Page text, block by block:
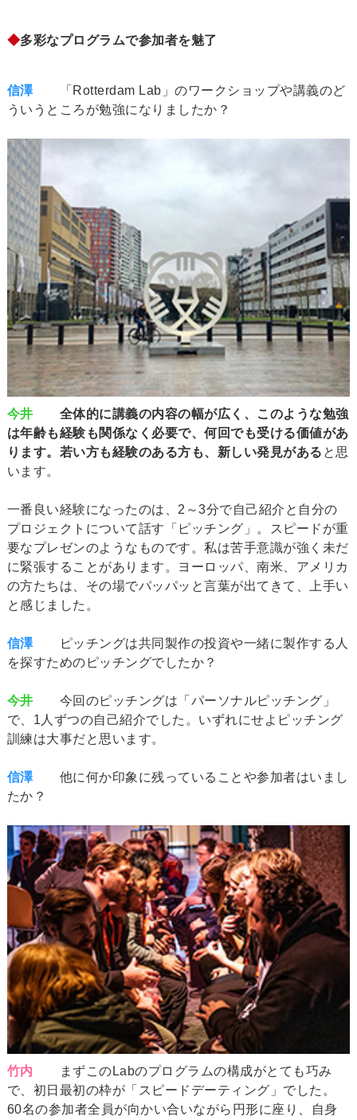
◆多彩なプログラムで参加者を魅了
信澤「Rotterdam Lab」のワークショップや講義のど
ういうところが勉強になりましたか？
今井
全体的に講義の内容の幅が広く、このような勉強
は年齢も経験も関係なく必要で、何回でも受ける価値があ
ります。若い方も経験のある方も、新しい発見がある と思
います。
一番良い経験になったのは、2～3分で自己紹介と自分の
プロジェクトについて話す「ピッチング」。スピードが重
要なプレゼンのようなものです。私は苦手意識が強く未だ
に緊張することがあります。ヨーロッパ、南米、アメリカ
の方たちは、その場でパッパッと言葉が出てきて、上手い
と感じました。
信澤ピッチングは共同製作の投資や一緒に製作する人
を探すためのピッチングでしたか？
今井 今回のピッチングは「パーソナルピッチング」
で、1人ずつの自己紹介でした。いずれにせよピッチング
訓練は大事だと思います。
信澤他に何か印象に残っていることや参加者はいまし
たか？
竹内
まずこのLabのプログラムの構成がとても巧み
で、初日最初の枠が「スピードデーティング」でした。
60名の参加者全員が向かい合いながら円形に座り、自身